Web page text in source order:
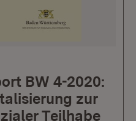
BW 4-2020:
zur
Teilhabe